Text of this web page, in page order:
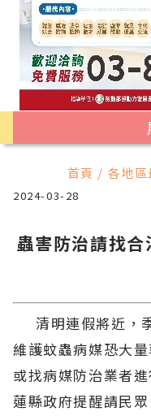
首頁 / 各地
2024-03-28
蟲害防治請找
清明連假將近，
維護蚊蟲病媒恐大
或找病媒防治業者
蓮縣政府提醒請民